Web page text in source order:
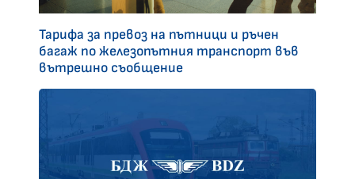
Тарифа за превоз на пътници и ръчен
багаж по железопътния транспорт във
вътрешно съобщение